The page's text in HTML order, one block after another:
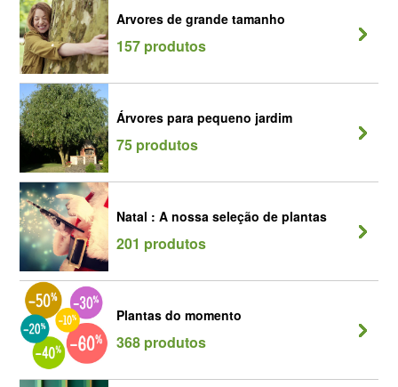
Arvores de grande tamanho
157 produtos
Árvores para pequeno jardim
75 produtos
Natal : A nossa seleção de plantas
201 produtos
Plantas do momento
368 produtos